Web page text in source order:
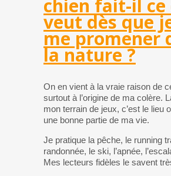
chien fait-il ce
veut dès que
me promener
la nature ?
On en vient à la vraie raison de
surtout à l’origine de ma colère.
mon terrain de jeux, c’est le lieu
une bonne partie de ma vie.
Je pratique la pêche, le running
randonnée, le ski, l’apnée,
Mes lecteurs fidèles le savent